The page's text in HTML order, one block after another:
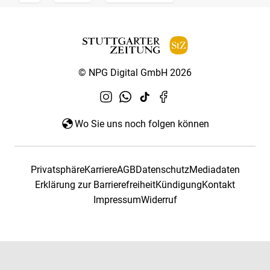
© NPG Digital GmbH 2026
Wo Sie uns noch folgen können
PrivatsphäreKarriereAGBDatenschutzMediadaten
Erklärung zur BarrierefreiheitKündigungKontakt
ImpressumWiderruf